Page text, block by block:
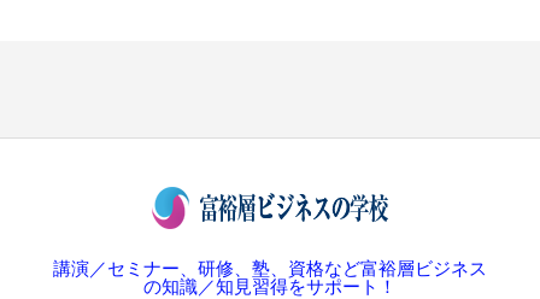
講演／セミナー、研修、塾、資格など富裕層ビジネス
の知識／知見習得をサポート！